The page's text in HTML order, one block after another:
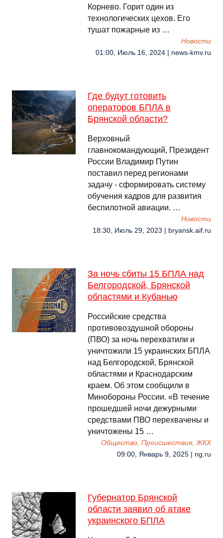
Корнево. Горит один из
технологических цехов. Его
тушат пожарные из …
Новости
01:00, Июль 16, 2024 | news-kmv.ru
Где будут готовить
операторов БПЛА в
Брянской области?
Верховный
главнокомандующий, Президент
России Владимир Путин
поставил перед регионами
задачу - сформировать систему
обучения кадров для развития
беспилотной авиации. …
Новости
18:30, Июль 29, 2023 | bryansk.aif.ru
За ночь сбиты 15 БПЛА над
Белгородской, Брянской
областями и Кубанью
Российские средства
противовоздушной обороны
(ПВО) за ночь перехватили и
уничтожили 15 украинских БПЛА
над Белгородской, Брянской
областями и Краснодарским
краем. Об этом сообщили в
Минобороны России. «В течение
прошедшей ночи дежурными
средствами ПВО перехвачены и
уничтожены 15 …
Общество, Происшествия, ЖКХ
09:00, Январь 9, 2025 | ng.ru
Губернатор Брянской
области заявил об атаке
украинского БПЛА